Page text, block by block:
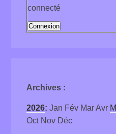
connecté
Connexion
Archives :
2026:Jan Fév Mar Avr
Oct Nov Déc